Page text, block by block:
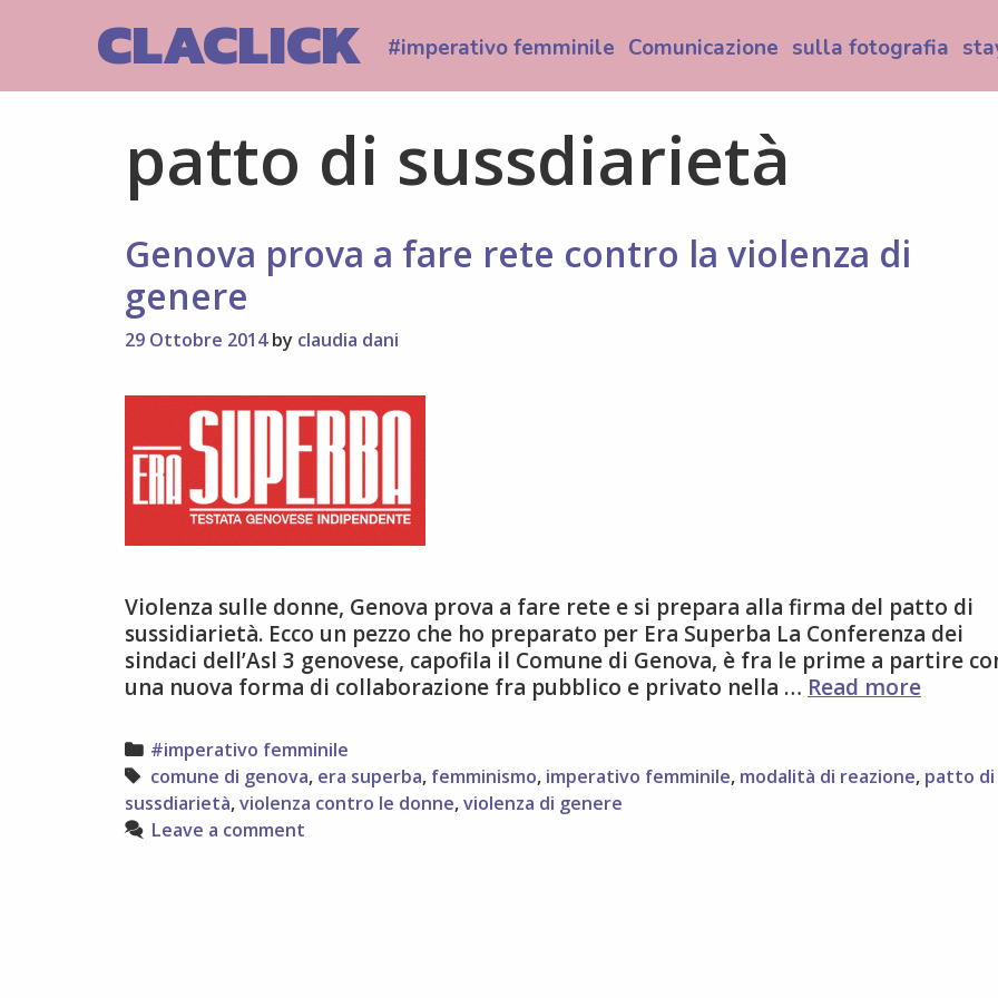
CLACLICK #imperativo femminile Comunicazione sulla fotografia
patto di sussdiarietà
Genova prova a fare rete contro la violenza di
genere
29 Ottobre 2014 by claudia dani
Violenza sulle donne, Genova prova a fare rete e si prepara alla firma del patto di
sussidiarietà. Ecco un pezzo che ho preparato per Era Superba La Conferenza dei
sindaci dell’Asl 3 genovese, capofila il Comune di Genova, è fra le prime a partire
una nuova forma di collaborazione fra pubblico e privato nella … Read moreGenova
fare
rete
Categories
#imperativo femminile
Tags
comune di genova, era superba, femminismo, imperativo femminile, modalità di reazione, patto di
sussdiarietà,violenza contro le donne,violenza di genere
Leave a comment